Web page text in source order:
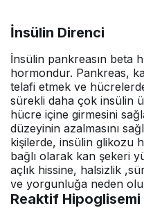
İnsülin Direnci
İnsülin pankreasın beta
hormondur. Pankreas,
telafi etmek ve
sürekli daha çok insülin
hücre içine girmesini
düzeyinin azalmasını
kişilerde, insülin glikozu
bağlı olarak kan şekeri
açlık hissine, halsizlik
ve yorgunluğa neden
Reaktif Hipoglisemi